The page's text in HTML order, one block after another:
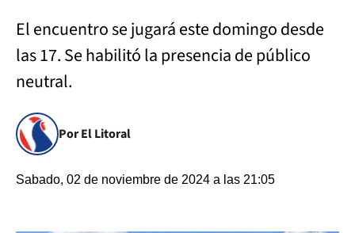
El encuentro se jugará este domingo desde
las 17. Se habilitó la presencia de público
neutral.
Por El Litoral
Sabado, 02 de noviembre de 2024 a las 21:05